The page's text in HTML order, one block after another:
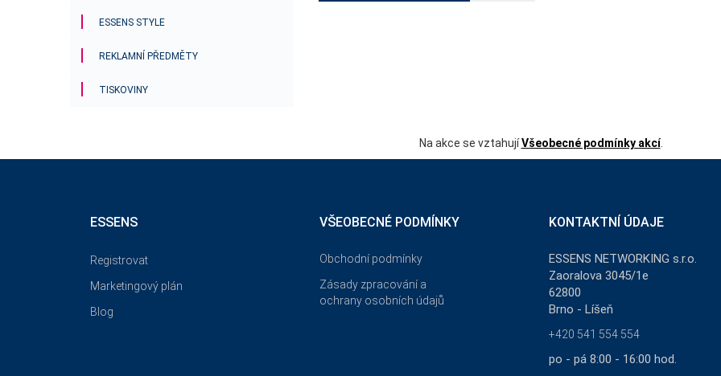
ESSENS STYLE
REKLAMNÍ PŘEDMĚTY
TISKOVINY
Na akce se vztahujíVšeobecné podmínky akcí.
ESSENS
Registrovat
Marketingový plán
Blog
VŠEOBECNÉ PODMÍNKY
Obchodní podmínky
Zásady zpracování a
ochrany osobních údajů
KONTAKTNÍ ÚDAJE
ESSENS NETWORKING s.r.o.
Zaoralova 3045/1e
62800
Brno - Líšeň
+420 541 554 554
po - pá 8:00 - 16:00 hod.